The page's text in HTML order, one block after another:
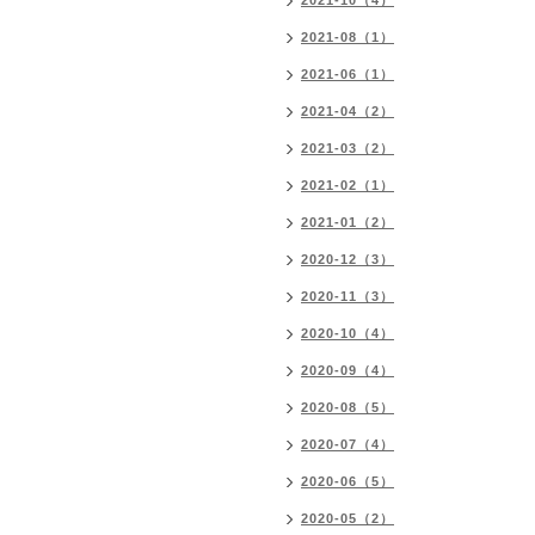
2021-08（1）
2021-06（1）
2021-04（2）
2021-03（2）
2021-02（1）
2021-01（2）
2020-12（3）
2020-11（3）
2020-10（4）
2020-09（4）
2020-08（5）
2020-07（4）
2020-06（5）
2020-05（2）